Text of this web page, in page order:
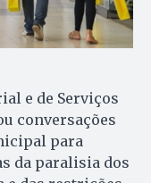
e de Serviços
conversações
para
da paralisia dos